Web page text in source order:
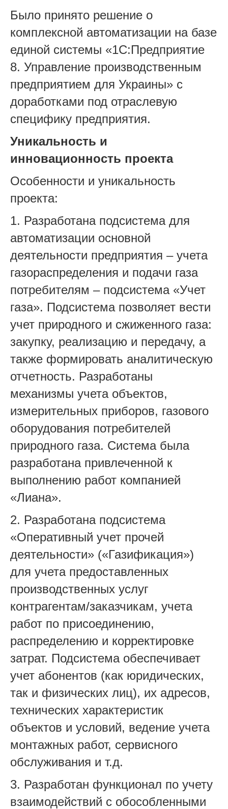
Было принято решение о
комплексной автоматизации на базе
единой системы «1С:Предприятие
8. Управление производственным
предприятием для Украины» с
доработками под отраслевую
специфику предприятия.
Уникальность и
инновационность проекта
Особенности и уникальность
проекта:
1. Разработана подсистема для
автоматизации основной
деятельности предприятия – учета
газораспределения и подачи газа
потребителям – подсистема «Учет
газа». Подсистема позволяет вести
учет природного и сжиженного газа:
закупку, реализацию и передачу, а
также формировать аналитическую
отчетность. Разработаны
механизмы учета объектов,
измерительных приборов, газового
оборудования потребителей
природного газа. Система была
разработана привлеченной к
выполнению работ компанией
«Лиана».
2. Разработана подсистема
«Оперативный учет прочей
деятельности» («Газификация»)
для учета предоставленных
производственных услуг
контрагентам/заказчикам, учета
работ по присоединению,
распределению и корректировке
затрат. Подсистема обеспечивает
учет абонентов (как юридических,
так и физических лиц), их адресов,
технических характеристик
объектов и условий, ведение учета
монтажных работ, сервисного
обслуживания и т.д.
3. Разработан функционал по учету
взаимодействий с обособленными